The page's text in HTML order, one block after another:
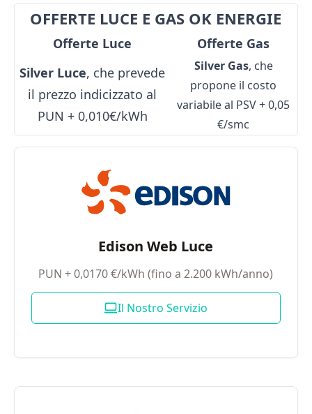
OFFERTE LUCE E GAS OK ENERGIE
Offerte Luce
Offerte Gas
Silver Luce, che prevede
il prezzo indicizzato al
PUN + 0,010€/kWh
Silver Gas, che
propone il costo
variabile al PSV + 0,05
€/smc
Edison Web Luce
PUN + 0,0170 €/kWh (fino a 2.200 kWh/anno)
Il Nostro Servizio